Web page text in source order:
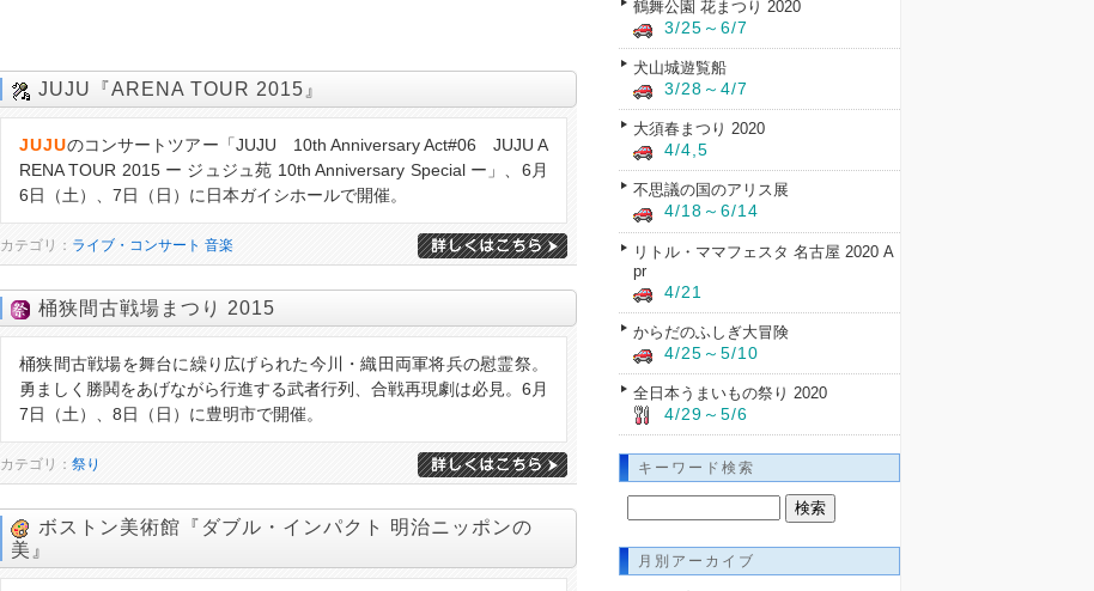
JUJU『ARENA TOUR 2015』
JUJUのコンサートツアー「JUJU 10th Anniversary Act#06 JUJU A
RENA TOUR 2015 ー ジュジュ苑 10th Anniversary Special ー」、6月
6日（土）、7日（日）に日本ガイシホールで開催。
カテゴリ： ライブ・コンサート 音楽
桶狭間古戦場まつり 2015
桶狭間古戦場を舞台に繰り広げられた今川・織田両軍将兵の慰霊祭。
勇ましく勝鬨をあげながら行進する武者行列、合戦再現劇は必見。6月
7日（土）、8日（日）に豊明市で開催。
カテゴリ： 祭り
ボストン美術館『ダブル・インパクト 明治ニッポンの
美』
鶴舞公園 花まつり 2020
3/25～6/7
犬山城遊覧船
3/28～4/7
大須春まつり 2020
4/4,5
不思議の国のアリス展
4/18～6/14
リトル・ママフェスタ 名古屋 2020 A
pr
4/21
からだのふしぎ大冒険
4/25～5/10
全日本うまいもの祭り 2020
4/29～5/6
キーワード検索
月別アーカイブ